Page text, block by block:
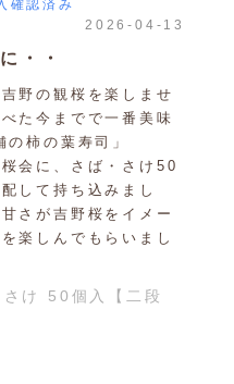
確認済み
2026-04-13
・・
野の観桜を楽しませ
た今までで一番美味
柿の葉寿司」
会に、さば・さけ50
して持ち込みまし
さが吉野桜をイメー
楽しんでもらいまし
け 50個入【二段